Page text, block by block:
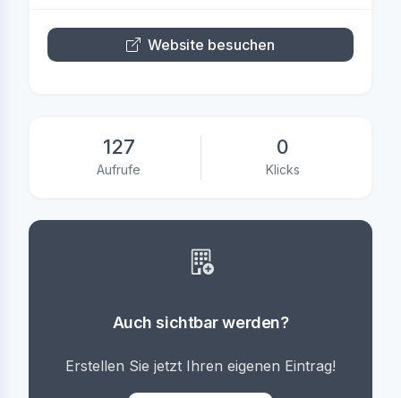
Website besuchen
127
Aufrufe
0
Klicks
Auch sichtbar werden?
Erstellen Sie jetzt Ihren eigenen Eintrag!